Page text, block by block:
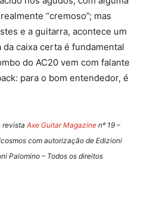
“cremoso”; mas
e a guitarra, acontece um
caixa certa é fundamental
do AC20 vem com falante
para o bom entendedor, é
revista Axe Guitar Magazine nº 19 –
com autorização de Edizioni
Palomino – Todos os direitos